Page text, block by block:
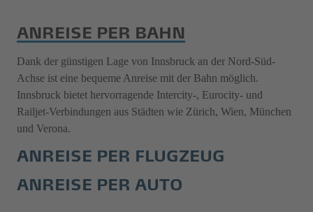
ANREISE PER BAHN
Dank der günstigen Lage von Innsbruck an der Nord-Süd-
Achse ist eine bequeme Anreise mit der Bahn möglich.
Innsbruck bietet hervorragende Intercity-, Eurocity- und
Railjet-Verbindungen aus Städten wie Zürich, Wien, München
und Verona.
ANREISE PER FLUGZEUG
ANREISE PER AUTO